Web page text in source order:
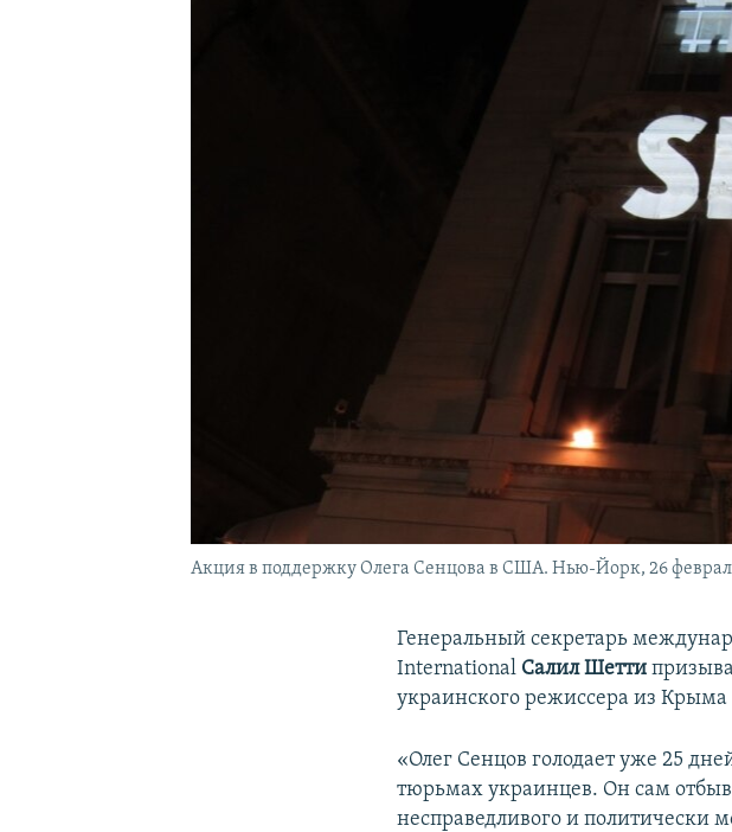
Акция в поддержку Олега Сенцова в США. Нью-Йорк, 26
Генеральный секретарь
International Салил Шетти
украинского режиссера из Крыма
«Олег Сенцов голодает уже 25
тюрьмах украинцев. Он сам
несправедливого и политически